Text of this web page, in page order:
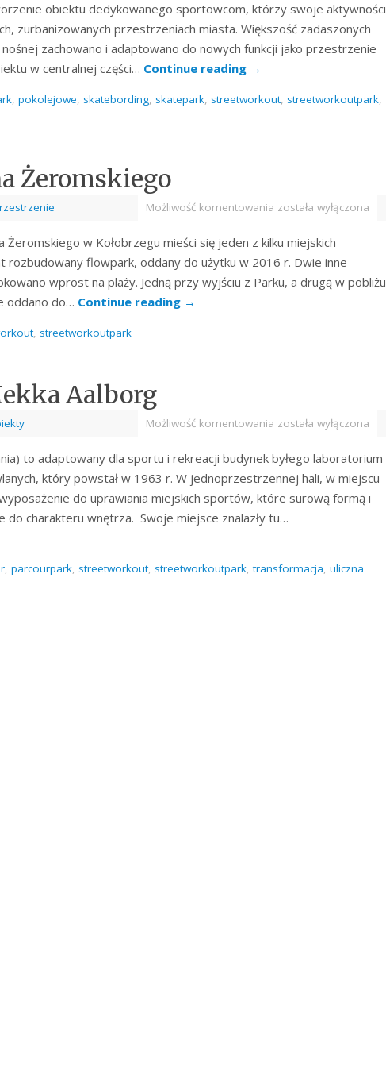
obiektu dedykowanego sportowcom, którzy swoje aktywności
zurbanizowanych przestrzeniach miasta. Większość zadaszonych
zachowano i adaptowano do nowych funkcji jako przestrzenie
w centralnej części… Continue reading →
, pokolejowe, skatebording, skatepark, streetworkout, streetworkoutpark,
Żeromskiego
Możliwość komentowania została wyłączona
Żeromskiego w Kołobrzegu mieści się jeden z kilku miejskich
flowpark, oddany do użytku w 2016 r. Dwie inne
wprost na plaży. Jedną przy wyjściu z Parku, a drugą w pobliżu
oddano do… Continue reading →
, streetworkoutpark
Aalborg
Możliwość komentowania została wyłączona
to adaptowany dla sportu i rekreacji budynek byłego laboratorium
który powstał w 1963 r. W jednoprzestrzennej hali, w miejscu
do uprawiania miejskich sportów, które surową formą i
do charakteru wnętrza. Swoje miejsce znalazły tu…
, parcourpark, streetworkout, streetworkoutpark,transformacja, uliczna